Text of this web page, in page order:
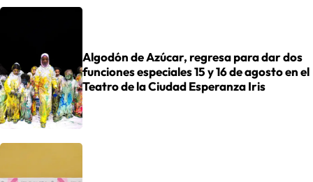
Algodón de Azúcar, regresa para dar dos
funciones especiales 15 y 16 de agosto en el
Teatro de la Ciudad Esperanza Iris